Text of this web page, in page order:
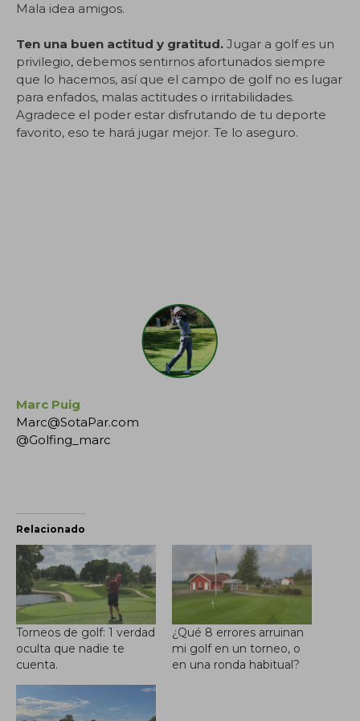
Mala idea amigos.
Ten una buen actitud y gratitud. Jugar a golf es un
privilegio, debemos sentirnos afortunados siempre
que lo hacemos, así que el campo de golf no es lugar
para enfados, malas actitudes o irritabilidades.
Agradece el poder estar disfrutando de tu deporte
favorito, eso te hará jugar mejor. Te lo aseguro.
Marc Puig
Marc@SotaPar.com
@Golfing_marc
Relacionado
Torneos de golf: 1 verdad
oculta que nadie te
cuenta.
¿Qué 8 errores arruinan
mi golf en un torneo, o
en una ronda habitual?